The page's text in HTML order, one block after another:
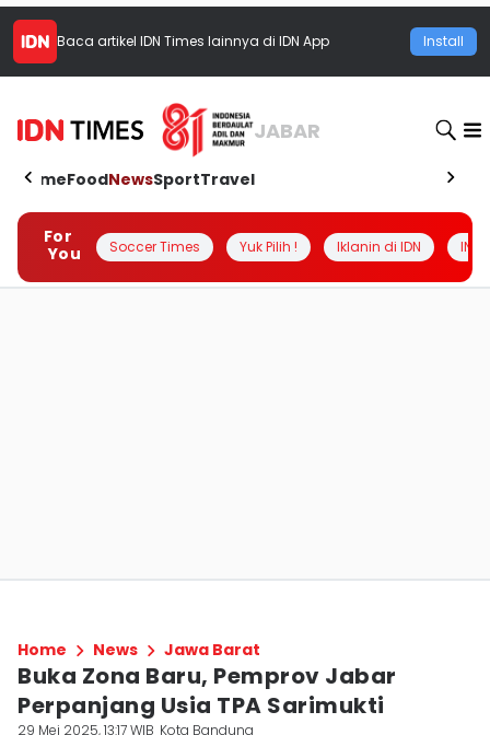
Baca artikel IDN Times lainnya di IDN App Install
JABAR
HomeFoodNewsSportTravel
For
You
Soccer Times Yuk Pilih ! Iklanin di IDN
Home News Jawa Barat
Buka Zona Baru, Pemprov Jabar
Perpanjang Usia TPA Sarimukti
29 Mei 2025, 13:17 WIB Kota Bandung